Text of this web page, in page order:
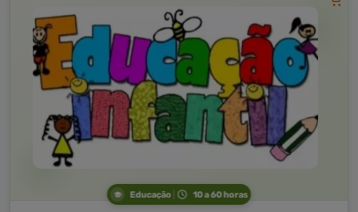
Educação 10 a 60 horas